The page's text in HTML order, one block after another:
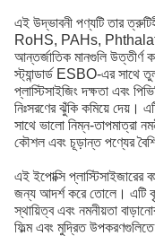
এই উদ্ভাবনী পণ্যটি তার
RoHS, PAHs,
আন্তর্জাতিক মানগুলি উত্তীর্ণ
স্ট্যান্ডার্ড ESBO-এর সাথে
প্লাস্টিসাইজিং দক্ষতা এবং
নিঃসরণের ঝুঁকি কমিয়ে দেয়।
সাথে ভালো নিম্ন-তাপমাত্রা
কৌশল এবং চূড়ান্ত পণ্যের
এই ইপোক্সি প্লাস্টিসাইজারের
জন্য আদর্শ করে তোলে। এটি
স্থায়িত্ব এবং নমনীয়তা
ফিল্ম এবং মুদ্রিত উপকরণগুলিতে